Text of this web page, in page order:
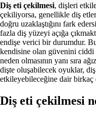
Diş eti çekilmesi, dişleri
çekiliyorsa, genellikle diş
doğru uzaklaştığını fark
fazla diş yüzeyi açığa
endişe verici bir durumdur.
kendisine olan güvenini
neden olmasının yanı sıra
dişte oluşabilecek oyuklar,
etkileyebileceğine dair birkaç
Diş eti çekilmesi